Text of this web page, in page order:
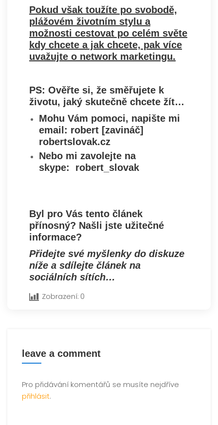
Pokud však toužíte po svobodě,
plážovém životním stylu a
možnosti cestovat po celém světe
kdy chcete a jak chcete, pak více
uvažujte o network marketingu.
PS: Ověřte si, že směřujete k
životu, jaký skutečně chcete žít…
Mohu Vám pomoci, napište mi
email : robert [zavináč]
robertslovak.cz
Nebo mi zavolejte na
skype: robert_slovak
Byl pro Vás tento článek
přínosný? Našli jste užitečné
informace?
Přidejte své myšlenky do diskuze
níže a sdílejte článek na
sociálních sítích…
Zobrazení: 0
leave a comment
Pro přidávání komentářů se musíte nejdříve
přihlásit.